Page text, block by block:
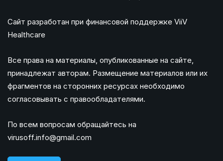
Сайт разработан при финансовой поддержке ViiV
Healthcare
Все права на материалы, опубликованные на сайте,
принадлежат авторам. Размещение материалов или их
фрагментов на сторонних ресурсах необходимо
согласовывать с правообладателями.
По всем вопросам обращайтесь на
virusoff.info@gmail.com